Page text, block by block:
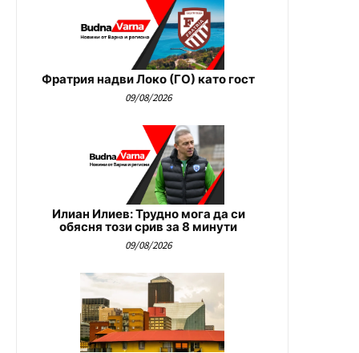
Фратрия надви Локо (ГО) като гост
09/08/2026
Илиан Илиев: Трудно мога да си
обясня този срив за 8 минути
09/08/2026